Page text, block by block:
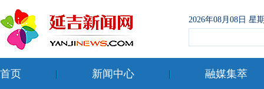
2026年08月08日 星
首页 新闻中心 融媒集萃